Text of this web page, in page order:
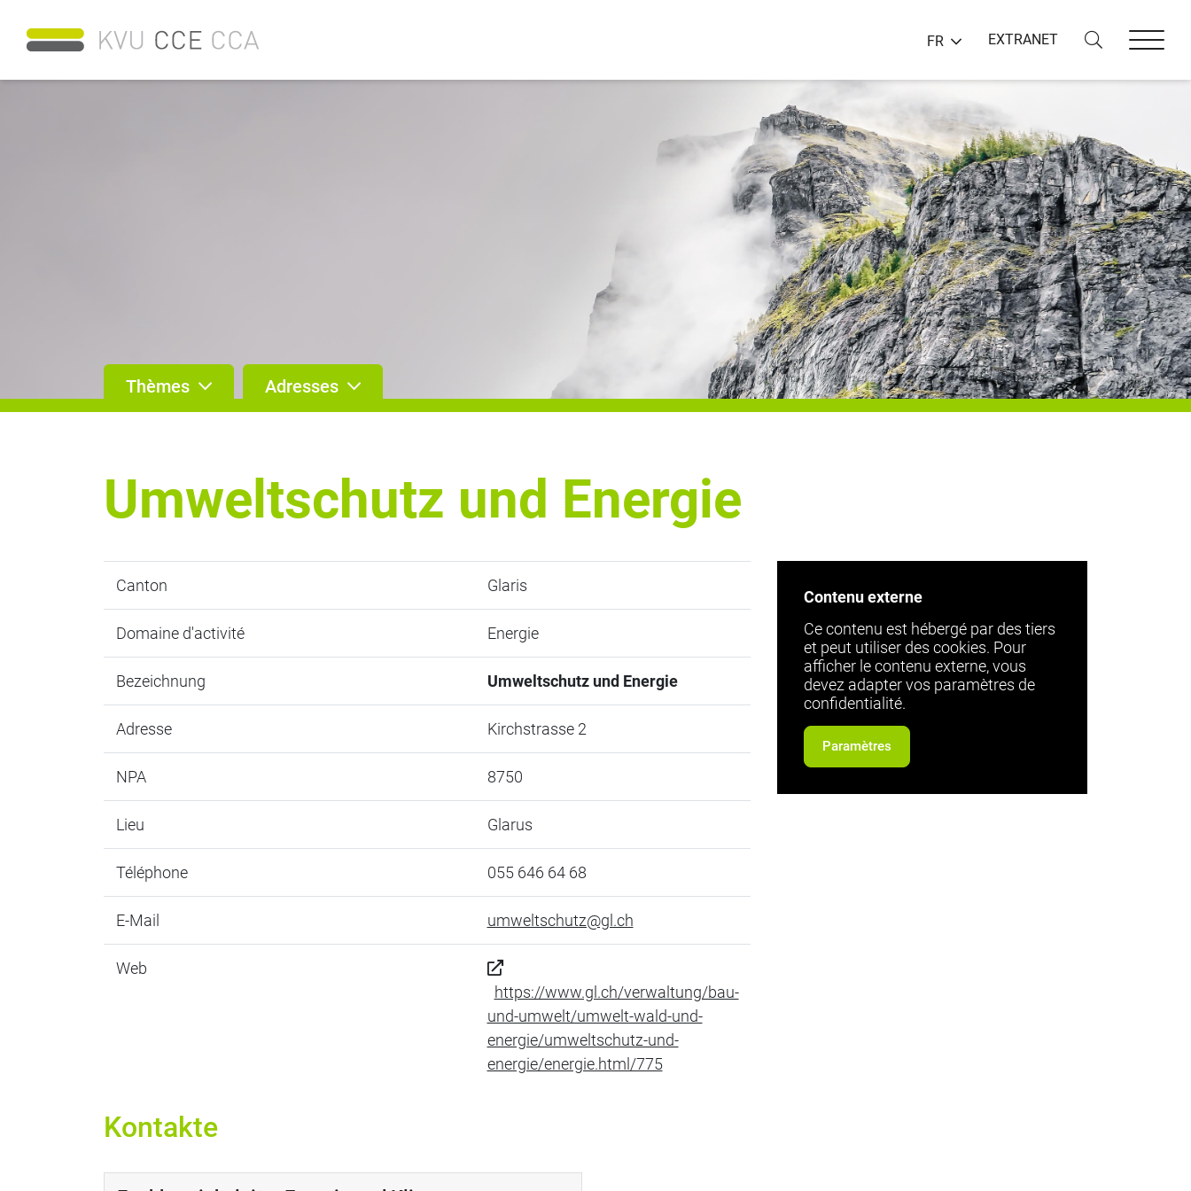
FR EXTRANET
Thèmes Adresses
Umweltschutz und Energie
Canton Glaris
Domaine d'activité Energie
Bezeichnung Umweltschutz und Energie
Adresse Kirchstrasse 2
NPA 8750
Lieu Glarus
Téléphone 055 646 64 68
E-Mail umweltschutz@gl.ch
Web
https://www.gl.ch/verwaltung/bau-
und-umwelt/umwelt-wald-und-
energie/umweltschutz-und-
energie/energie.html/775
Contenu externe
Ce contenu est hébergé par des tiers
et peut utiliser des cookies. Pour
afficher le contenu externe, vous
devez adapter vos paramètres de
confidentialité.
Paramètres
Kontakte